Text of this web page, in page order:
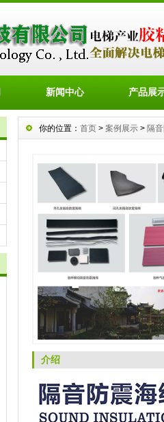
新闻中心 产品展
你的位置： 首页 > 案例展示 > 隔
介绍